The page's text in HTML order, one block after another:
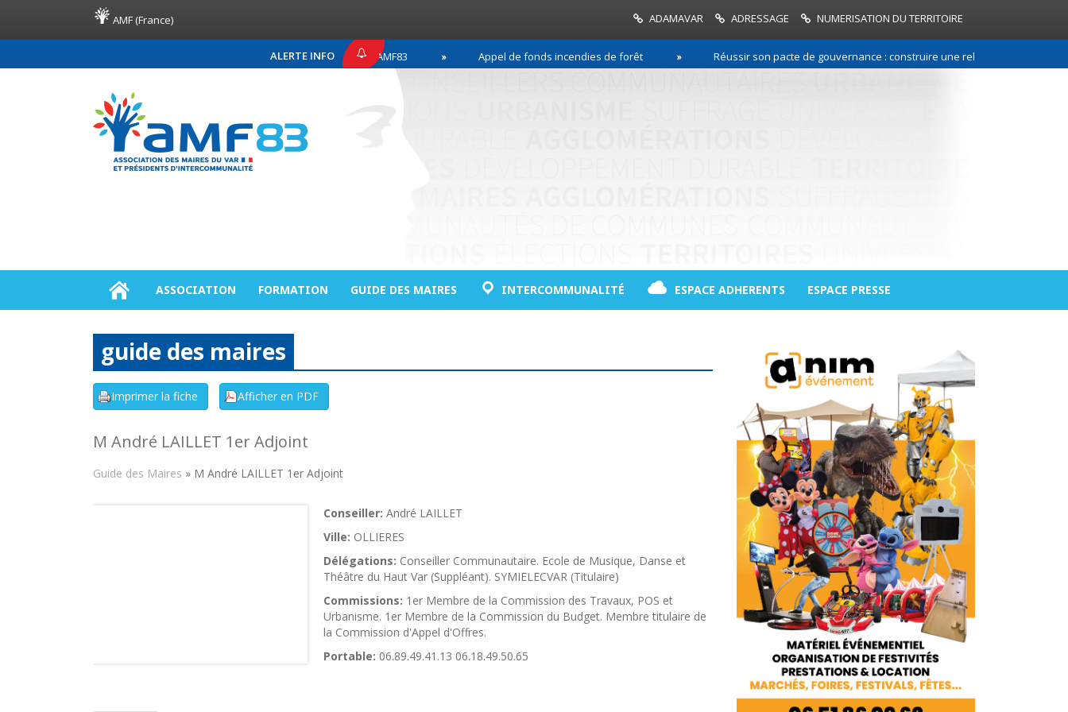
AMF (France) ADAMAVAR ADRESSAGE NUMERISATION DU TERRITOIRE
ALERTE INFO
COMMUNIQUÉ DE PRESSE AMF83 Appel de fonds incendies de forêt Réussir son pacte de gouvernance : construire une relation de confiance entre
ASSOCIATION FORMATION GUIDE DES MAIRES INTERCOMMUNALITÉ ESPACE ADHERENTS ESPACE PRESSE
guide des maires
M André LAILLET 1er Adjoint
Guide des Maires » M André LAILLET 1er Adjoint
Conseiller: André LAILLET
Ville: OLLIERES
Délégations: Conseiller Communautaire. Ecole de Musique, Danse et
Théâtre du Haut Var (Suppléant). SYMIELECVAR (Titulaire)
Commissions: 1er Membre de la Commission des Travaux, POS et
Urbanisme. 1er Membre de la Commission du Budget. Membre titulaire de
la Commission d'Appel d'Offres.
Portable: 06.89.49.41.13 06.18.49.50.65